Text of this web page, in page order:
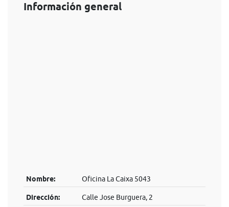
Información general
Nombre: Oficina La Caixa 5043
Dirección: Calle Jose Burguera, 2